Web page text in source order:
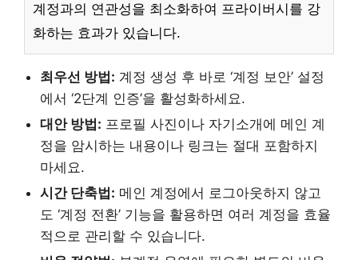
계정과의 연관성을 최소화하여 프라이버시를 강
화하는 효과가 있습니다.
최우선 방법: 계정 생성 후 바로 ‘계정 보안’ 설정
에서 ‘2단계 인증’을 활성화하세요.
대안 방법: 프로필 사진이나 자기소개에 메인 계
정을 암시하는 내용이나 링크는 절대 포함하지
마세요.
시간 단축법: 메인 계정에서 로그아웃하지 않고
도 ‘계정 전환’ 기능을 활용하면 여러 계정을 효율
적으로 관리할 수 있습니다.